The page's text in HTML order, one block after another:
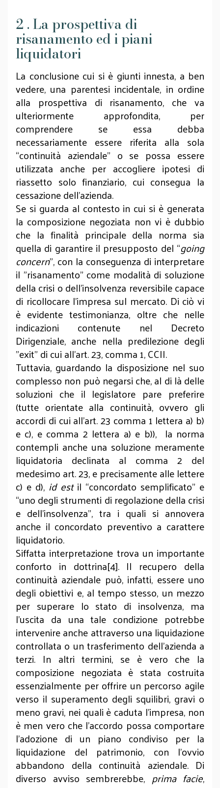
2 . La prospettiva di
risanamento ed i piani
liquidatori
La conclusione cui si è giunti innesta, a ben
vedere, una parentesi incidentale, in ordine
alla prospettiva di risanamento, che va
ulteriormente approfondita, per
comprendere se essa debba
necessariamente essere riferita alla sola
“continuità aziendale” o se possa essere
utilizzata anche per accogliere ipotesi di
riassetto solo finanziario, cui consegua la
cessazione dell’azienda.
Se si guarda al contesto in cui si è generata
la composizione negoziata non vi è dubbio
che la finalità principale della norma sia
quella di garantire il presupposto del “going
concern”, con la conseguenza di interpretare
il "risanamento" come modalità di soluzione
della crisi o dell’insolvenza reversibile capace
di ricollocare l'impresa sul mercato. Di ciò vi
è evidente testimonianza, oltre che nelle
indicazioni contenute nel Decreto
Dirigenziale, anche nella predilezione degli
"exit" di cui all'art. 23, comma 1, CCII.
Tuttavia, guardando la disposizione nel suo
complesso non può negarsi che, al di là delle
soluzioni che il legislatore pare preferire
(tutte orientate alla continuità, ovvero gli
accordi di cui all’art. 23 comma 1 lettera a) b)
e c), e comma 2 lettera a) e b)), la norma
contempli anche una soluzione meramente
liquidatoria declinata al comma 2 del
medesimo art. 23, e precisamente alle lettere
c) e d), id estil “concordato semplificato” e
“uno degli strumenti di regolazione della crisi
e dell’insolvenza”, tra i quali si annovera
anche il concordato preventivo a carattere
liquidatorio.
Siffatta interpretazione trova un importante
conforto in dottrina[4]. Il recupero della
continuità aziendale può, infatti, essere uno
degli obiettivi e, al tempo stesso, un mezzo
per superare lo stato di insolvenza, ma
l’uscita da una tale condizione potrebbe
intervenire anche attraverso una liquidazione
controllata o un trasferimento dell’azienda a
terzi. In altri termini, se è vero che la
composizione negoziata è stata costruita
essenzialmente per offrire un percorso agile
verso il superamento degli squilibri, gravi o
meno gravi, nei quali è caduta l’impresa, non
è men vero che l’accordo possa comportare
l’adozione di un piano condiviso per la
liquidazione del patrimonio, con l’ovvio
abbandono della continuità aziendale. Di
diverso avviso sembrerebbe, prima facie,